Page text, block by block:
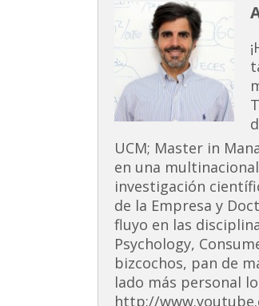
UCM; Master in
en una
investigación
de la Empresa y
fluyo en las
Psychology,
bizcochos, pan de
lado más personal
http://